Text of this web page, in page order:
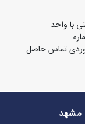
با واحد
خالقی وردی تماس حاصل
مشهد